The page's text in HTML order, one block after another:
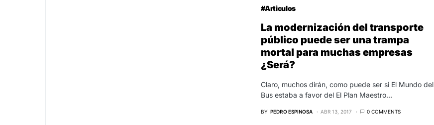
#Articulos
La modernización del transporte
público puede ser una trampa
mortal para muchas empresas
¿Será?
Claro, muchos dirán, como puede ser si El Mundo del
Bus estaba a favor del El Plan Maestro…
BY PEDRO ESPINOSA ABR 13, 2017 0 COMMENTS